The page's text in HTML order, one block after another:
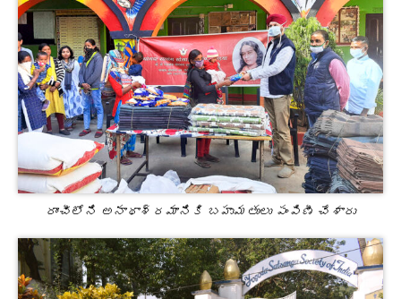
రాంచీలోని అనాథాశ్రమానికి బహుమతులు పంపిణీ చేశారు